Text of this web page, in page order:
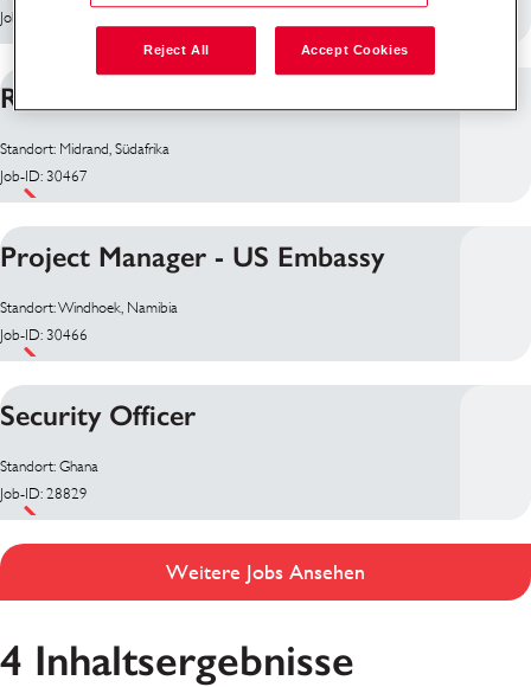
Job-ID: 29951
Reconciliation Administrator
Standort: Midrand, Südafrika
Job-ID: 30467
Project Manager - US Embassy
Standort: Windhoek, Namibia
Job-ID: 30466
Security Officer
Standort: Ghana
Job-ID: 28829
Weitere Jobs Ansehen
4 Inhaltsergebnisse
Reject All Accept Cookies